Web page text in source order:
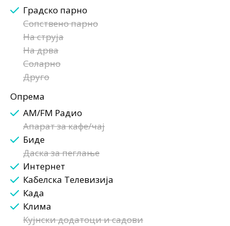
Градско парно
Сопствено парно
На струја
На дрва
Соларно
Друго
Опрема
AM/FM Радио
Апарат за кафе/чај
Биде
Даска за пеглање
Интернет
Кабелска Телевизија
Када
Клима
Кујнски додатоци и садови